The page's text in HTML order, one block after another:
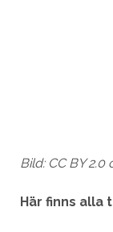
Bild: CC BY
Här finns alla